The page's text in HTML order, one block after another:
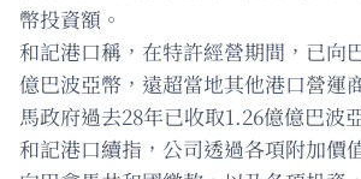
幣投資額。
和記港口稱，在特許經營期間，已向
億巴波亞幣，遠超當地其他港口營運
馬政府過去28年已收取1.26億億巴波
和記港口續指，公司透過各項附加價